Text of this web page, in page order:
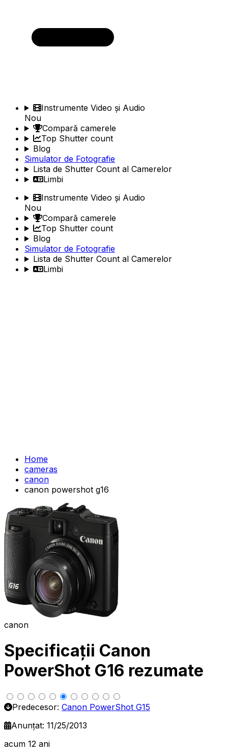
Instrumente Video și Audio
Nou
Compară camerele
Top Shutter count
Blog
Simulator de Fotografie
Lista de Shutter Count al Camerelor
Limbi
Instrumente Video și Audio
Nou
Compară camerele
Top Shutter count
Blog
Simulator de Fotografie
Lista de Shutter Count al Camerelor
Limbi
Home
cameras
canon
canon powershot g16
canon
Specificații Canon
PowerShot G16 rezumate
Predecesor: Canon PowerShot G15
Anunțat: 11/25/2013
acum 12 ani